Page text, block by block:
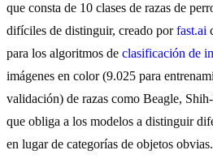
que consta de 10 clases de razas de
difíciles de distinguir, creado porfast.ai
para los algoritmos de clasificación de
imágenes en color (9.025 para
validación) de razas como Beagle,
que obliga a los modelos a distinguir
en lugar de categorías de objetos obvias.